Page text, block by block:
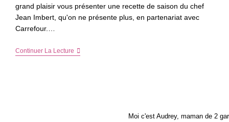
grand plaisir vous présenter une recette de saison du chef
Jean Imbert, qu'on ne présente plus, en partenariat avec
Carrefour.…
Continuer La LectureLa
Moi c'est Audrey, maman de 2